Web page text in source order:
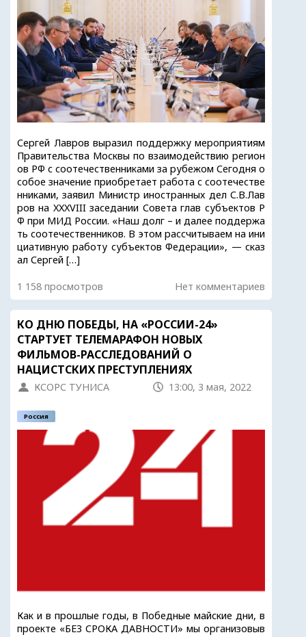
Сергей Лавров выразил поддержку мероприятиям
Правительства Москвы по взаимодействию регион
ов РФ с соотечественниками за рубежом Сегодня о
собое значение приобретает работа с соотечестве
нниками, заявил Министр иностранных дел С.В.Лав
ров на XXXVIII заседании Совета глав субъектов Р
Ф при МИД России. «Наш долг – и далее поддержа
ть соотечественников. В этом рассчитываем на ини
циативную работу субъектов Федерации», — сказ
ал Сергей […]
1 158 просмотров Нет комментариев
КО ДНЮ ПОБЕДЫ, НА «РОССИИ-24»
СТАРТУЕТ ТЕЛЕМАРАФОН НОВЫХ
ФИЛЬМОВ-РАССЛЕДОВАНИЙ О
НАЦИСТСКИХ ПРЕСТУПЛЕНИЯХ
КСОРС ТУНИСА 13:00, 3 мая, 2022
Россия
Как и в прошлые годы, в Победные майские дни, в
проекте «БЕЗ СРОКА ДАВНОСТИ» мы организовыв